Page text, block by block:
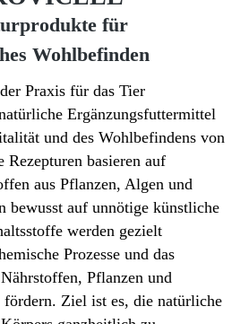
für
Wohlbefinden
Praxis für das Tier
Ergänzungsfuttermittel
und des Wohlbefindens von
basieren auf
aus Pflanzen, Algen und
bewusst auf unnötige künstliche
werden gezielt
Prozesse und das
Pflanzen und
Ziel ist es, die natürliche